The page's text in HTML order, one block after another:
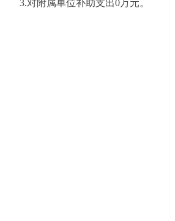
3.对附属单位补助支出0万元。